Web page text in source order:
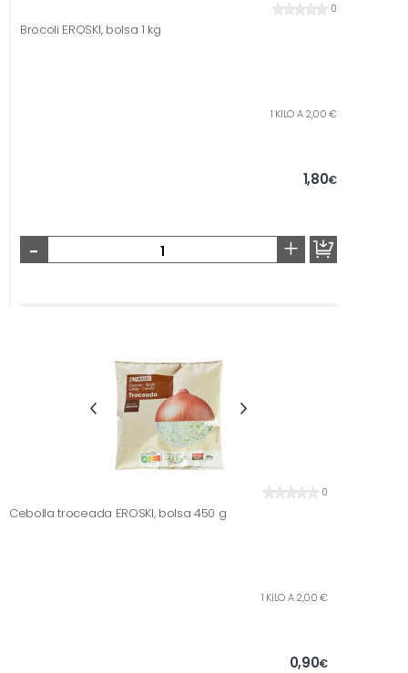
0
Brocoli EROSKI, bolsa 1 kg
1 KILO A 2,00 €
1,80€
- +
0
Cebolla troceada EROSKI, bolsa 450 g
1 KILO A 2,00 €
0,90€